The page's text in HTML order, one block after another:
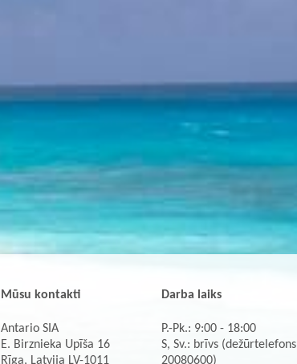
Mūsu kontakti
Antario SIA
E. Birznieka Upīša 16
Rīga, Latvija LV-1011
Darba laiks
P.-Pk.: 9:00 - 18:00
S, Sv.: brīvs (dežūrtelefons
20080600)